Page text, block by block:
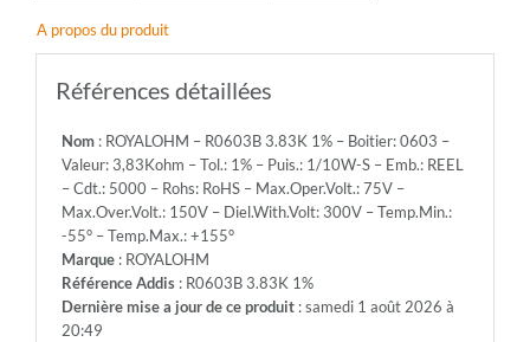
REEL
-
5000
-
Rohs:
RoHS
-
Max.Oper.Volt.:
75V
Max.Over.Volt.:
A propos du produit
Références détaillées
Nom: ROYALOHM – R0603B 3.83K 1% – Boitier: 0603 –
Valeur: 3,83Kohm – Tol.: 1% – Puis.: 1/10W-S – Emb.: REEL
– Cdt.: 5000 – Rohs: RoHS – Max.Oper.Volt.: 75V –
Max.Over.Volt.: 150V – Diel.With.Volt: 300V – Temp.Min.:
-55° – Temp.Max.: +155°
Marque: ROYALOHM
Référence Addis: R0603B 3.83K 1%
Dernière mise a jour de ce produit: samedi 1 août 2026 à
20:49